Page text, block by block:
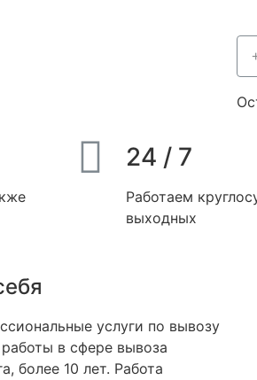
24 / 7
Работаем
выходных
услуги по вывозу
в сфере вывоза
более 10 лет. Работа